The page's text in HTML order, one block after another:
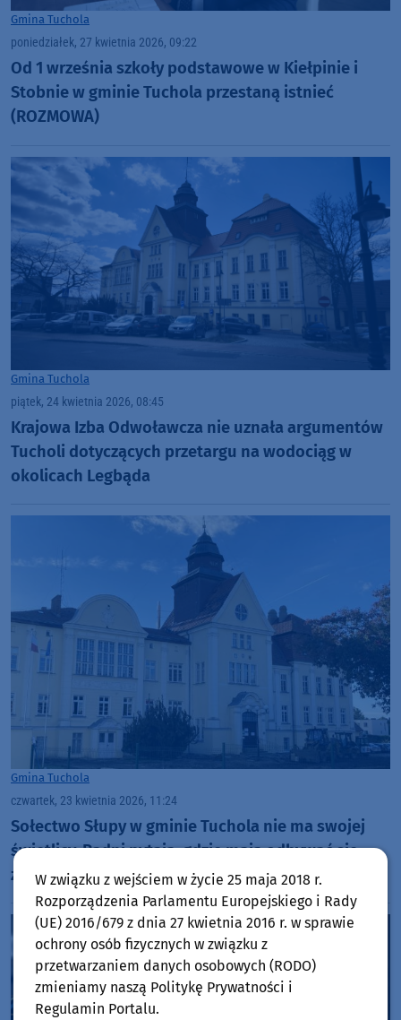
Gmina Tuchola
poniedziałek, 27 kwietnia 2026, 09:22
Od 1 września szkoły podstawowe w Kiełpinie i
Stobnie w gminie Tuchola przestaną istnieć
(ROZMOWA)
Gmina Tuchola
piątek, 24 kwietnia 2026, 08:45
Krajowa Izba Odwoławcza nie uznała argumentów
Tucholi dotyczących przetargu na wodociąg w
okolicach Legbąda
Gmina Tuchola
czwartek, 23 kwietnia 2026, 11:24
Sołectwo Słupy w gminie Tuchola nie ma swojej
świetlicy. Radni pytają, gdzie mają odbywać się
zebrania wiejskie
W związku z wejściem w życie 25 maja 2018 r.
Rozporządzenia Parlamentu Europejskiego i Rady
(UE) 2016/679 z dnia 27 kwietnia 2016 r. w sprawie
ochrony osób fizycznych w związku z
przetwarzaniem danych osobowych (RODO)
zmieniamy naszą Politykę Prywatności i
Regulamin Portalu.